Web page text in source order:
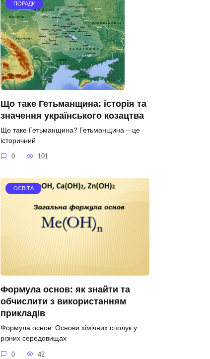
ПОРАДИ
Що таке Гетьманщина: історія та
значення українського козацтва
Що таке Гетьманщина? Гетьманщина – це
історичний
0 101
ОСВІТА
Формула основ: як знайти та
обчислити з використанням
прикладів
Формула основ: Основи хімічних сполук у
різних середовищах
0 42